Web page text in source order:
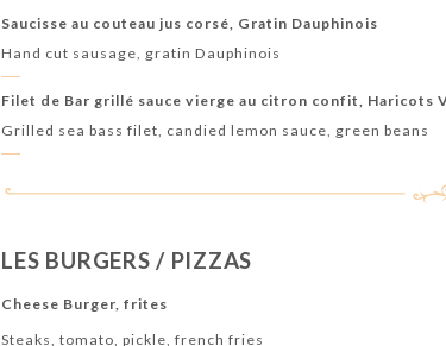
Saucisse au couteau jus corsé, Gratin Dauphinois
Hand cut sausage, gratin Dauphinois
Filet de Bar grillé sauce vierge au citron confit, Haricots
Grilled sea bass filet, candied lemon sauce, green beans
LES BURGERS / PIZZAS
Cheese Burger, frites
Steaks, tomato, pickle, french fries